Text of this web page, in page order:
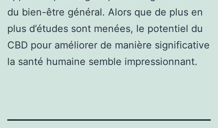
du bien-être général. Alors que de plus en
plus d’études sont menées, le potentiel du
CBD pour améliorer de manière significative
la santé humaine semble impressionnant.